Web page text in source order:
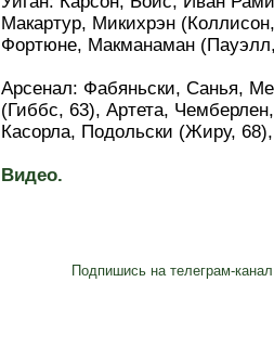
Макартур, Микихрэн
Фортюне, Макманаман
Арсенал: Фабяньски, Санья,
(Гиббс, 63), Артета,
Касорла, Подольски (Жиру,
Видео.
Подпишись на телеграм-